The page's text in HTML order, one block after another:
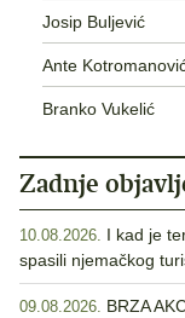
Josip Buljević
Ante
Branko Vukelić
Zadnje
10.08.2026. I kad je
spasili njemačkog
09.08.2026. BRZA